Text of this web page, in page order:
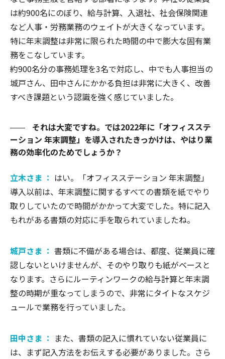
は約900名にのぼり、給与計算、入退社、社会保険関連
など人事・労務業務のウェイトが大きくなっています。
特に年末調整は非常に限られた時間の中で膨大な固有業
務をこなしています。
約900名分の事務処理を3名で対応し、中でも人事担当の
城戸さん、田中さんにかかる負担は非常に大きく、改善
すべき課題という認識を強く感じていました。
それは大変ですね。では2022年に「オフィスステ
ーション 年末調整」を導入されたきっかけは、やはり業
務の効率化のためでしょうか？
立木さま ： はい。「オフィスステーション 年末調整」
導入以前は、年末調整に関するすべての書類を紙でやり
取りしていたので時間がかかって大変でした。特に記入
もれがある書類の対応に手を取られていましたね。
城戸さま ： 書類に不備がある場合は、都度、従業員に確
認しないといけませんが、そのやり取りも紙がベースと
なります。さらにルーティンワークの給与計算と年末調
整の時期が重なってしまうので、非常にタイトなスケジ
ュールで業務を行っていました。
田中さま ： また、書類の記入に慣れていない従業員に
は、まず記入方法をお伝えする必要がありました。さら